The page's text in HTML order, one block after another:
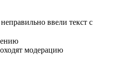
ввели текст с
модерацию